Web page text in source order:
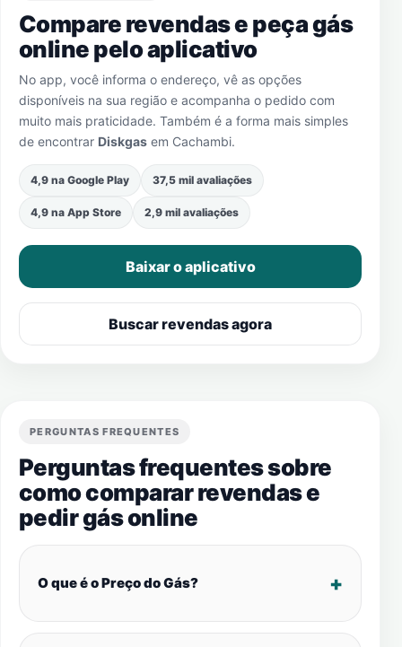
Compare revendas e peça gás
online pelo aplicativo
No app, você informa o endereço, vê as opções
disponíveis na sua região e acompanha o pedido com
muito mais praticidade. Também é a forma mais simples
de encontrar Diskgas em Cachambi.
4,9 na Google Play 37,5 mil avaliações
4,9 na App Store 2,9 mil avaliações
Baixar o aplicativo
Buscar revendas agora
PERGUNTAS FREQUENTES
Perguntas frequentes sobre
como comparar revendas e
pedir gás online
O que é o Preço do Gás?